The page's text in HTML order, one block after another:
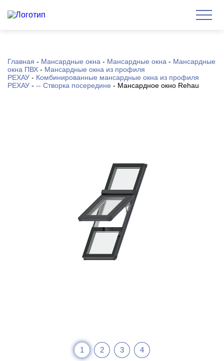
Главная - Мансардные окна - Мансардные окна - Мансардные
окна ПВХ - Мансардные окна из профиля
РЕХАУ - Комбинированные мансардные окна из профиля
РЕХАУ - -- Створка посередине - Мансардное окно Rehau
1 2 3 4